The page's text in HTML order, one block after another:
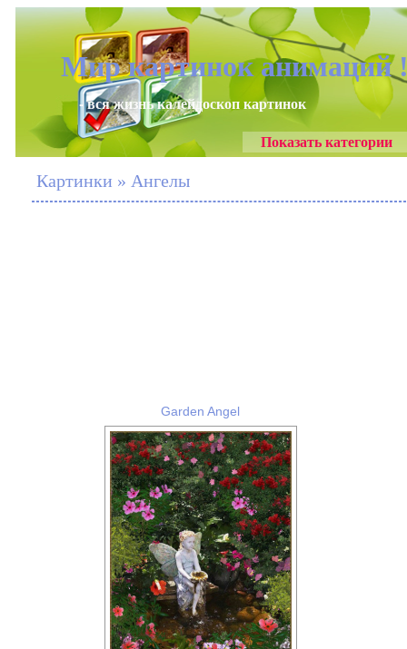
Мир картинок анимаций
- вся жизнь калейдоскоп картинок
Показать категории
Картинки » Ангелы
Garden Angel